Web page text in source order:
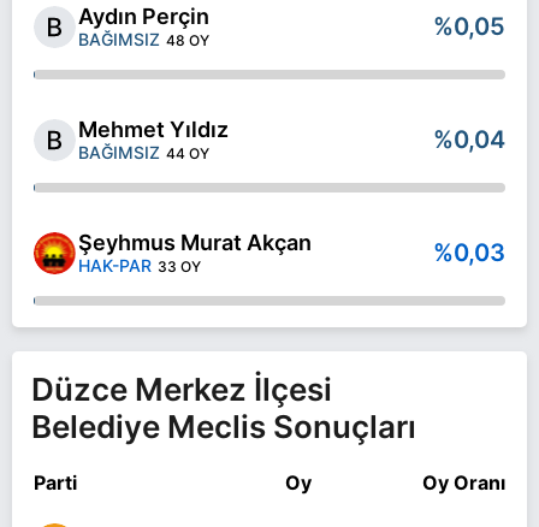
Aydın Perçin
BAĞIMSIZ 48 OY %0,05
Mehmet Yıldız
BAĞIMSIZ 44 OY %0,04
Şeyhmus Murat Akçan
HAK-PAR 33 OY %0,03
Düzce Merkez İlçesi
Belediye Meclis Sonuçları
Parti Oy Oy Oranı